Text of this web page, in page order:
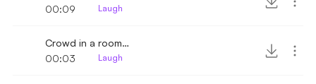
00:09
Laugh
Crowd in a room laughing
00:03
Laugh